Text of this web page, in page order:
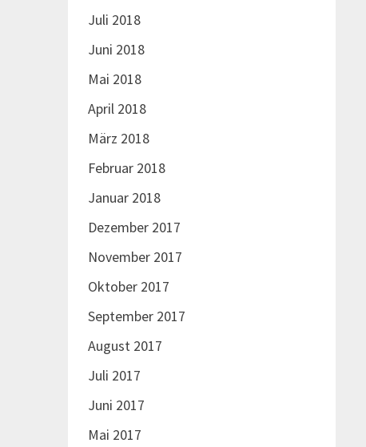
Juli 2018
Juni 2018
Mai 2018
April 2018
März 2018
Februar 2018
Januar 2018
Dezember 2017
November 2017
Oktober 2017
September 2017
August 2017
Juli 2017
Juni 2017
Mai 2017